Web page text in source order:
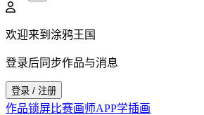
欢迎来到涂鸦王国
登录后同步作品与消息
登录 / 注册
作品锁屏比赛画师APP学插画